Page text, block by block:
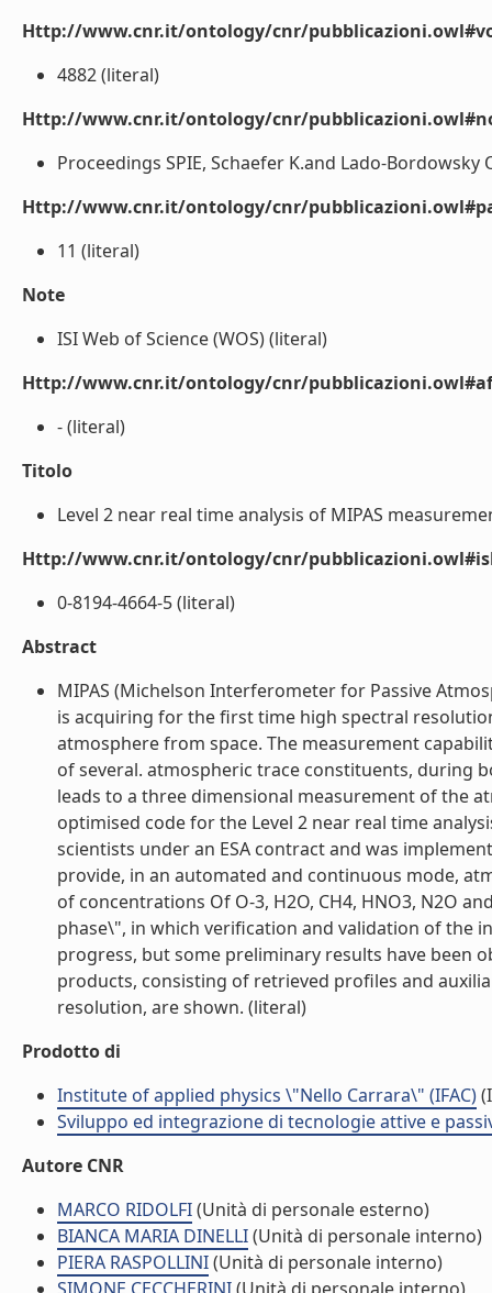
Http://www.cnr.it/ontology/cnr/
4882 (literal)
Http://www.cnr.it/ontology/cnr/
Proceedings SPIE, Schaefer K.and Lado-Bordowsky
Http://www.cnr.it/ontology/cnr/
11 (literal)
Note
ISI Web of Science (WOS) (literal)
Http://www.cnr.it/ontology/cnr/
- (literal)
Titolo
Level 2 near real time analysis of MIPAS
Http://www.cnr.it/ontology/cnr/
0-8194-4664-5 (literal)
Abstract
MIPAS (Michelson Interferometer for Passive
is acquiring for the first time high spectral
atmosphere from space. The measurement
of several. atmospheric trace constituents, during
leads to a three dimensional measurement of the
optimised code for the Level 2 near real time
scientists under an ESA contract and was
provide, in an automated and continuous mode,
of concentrations Of O-3, H2O, CH4, HNO3, N2O
phase\", in which verification and validation of the
progress, but some preliminary results have been
products, consisting of retrieved profiles and
resolution, are shown. (literal)
Prodotto di
Institute of applied physics \"Nello Carrara\" (IFAC)
Sviluppo ed integrazione di tecnologie attive e
Autore CNR
MARCO RIDOLFI(Unità di personale esterno)
BIANCA MARIA DINELLI(Unità di personale interno)
PIERA RASPOLLINI(Unità di personale interno)